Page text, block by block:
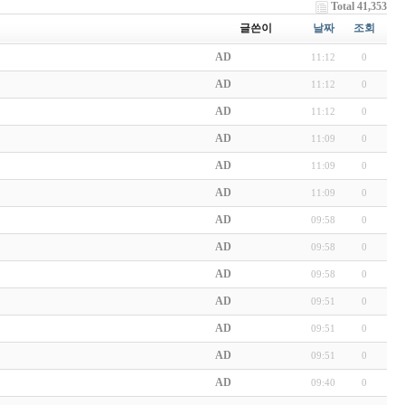
Total 41,353
글쓴이
날짜 조회
AD 11:12 0
AD 11:12 0
AD 11:12 0
AD 11:09 0
AD 11:09 0
AD 11:09 0
AD 09:58 0
AD 09:58 0
AD 09:58 0
AD 09:51 0
AD 09:51 0
AD 09:51 0
AD 09:40 0